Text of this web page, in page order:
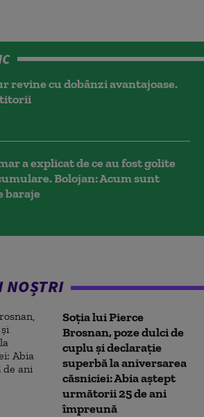
revine cu dobânzi avantajoase.
a explicat de ce au fost golite
Bolojan: Acum sunt
baraje
NOȘTRI
Soția lui Pierce
Brosnan, poze dulci de
cuplu și declarație
superbă la aniversarea
căsniciei: Abia aștept
următorii 25 de ani
împreună